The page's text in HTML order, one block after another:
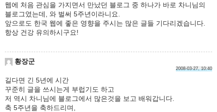
웹에 처음 관심을 가지면서 만났던 블로그 중 하나가 바로 차니님의
블로그였는데, 와 벌써 5주년이라니요.
앞으로도 한국 웹에 좋은 영향을 주시는 많은 글들 기다리겠습니다.
항상 건강 유의하시구요!
황장군
2008-03-27, 10:40
길다면 긴 5년에 시간
꾸준히 글을 쓰시는게 부럽기도 하고
저 역시 차니님에 블로그에서 많은것을 보고 배워갑니다.
축 5주년을 축하드리며,